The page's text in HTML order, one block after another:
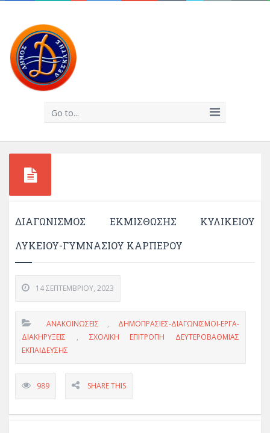
Go to...
ΔΙΑΓΩΝΙΣΜΟΣ ΕΚΜΙΣΘΩΣΗΣ ΚΥΛΙΚΕΙΟΥ
ΛΥΚΕΙΟΥ-ΓΥΜΝΑΣΙΟΥ ΚΑΡΠΕΡΟΥ
14 ΣΕΠΤΕΜΒΡΊΟΥ, 2023
ΑΝΑΚΟΙΝΏΣΕΙΣ , ΔΗΜΟΠΡΑΣΙΕΣ-ΔΙΑΓΩΝΙΣΜΟΙ-ΕΡΓΑ-
ΔΙΑΚΗΡΥΞΕΙΣ , ΣΧΟΛΙΚΗ ΕΠΙΤΡΟΠΗ ΔΕΥΤΕΡΟΒΑΘΜΙΑΣ
ΕΚΠΑΙΔΕΥΣΗΣ
989 SHARE THIS